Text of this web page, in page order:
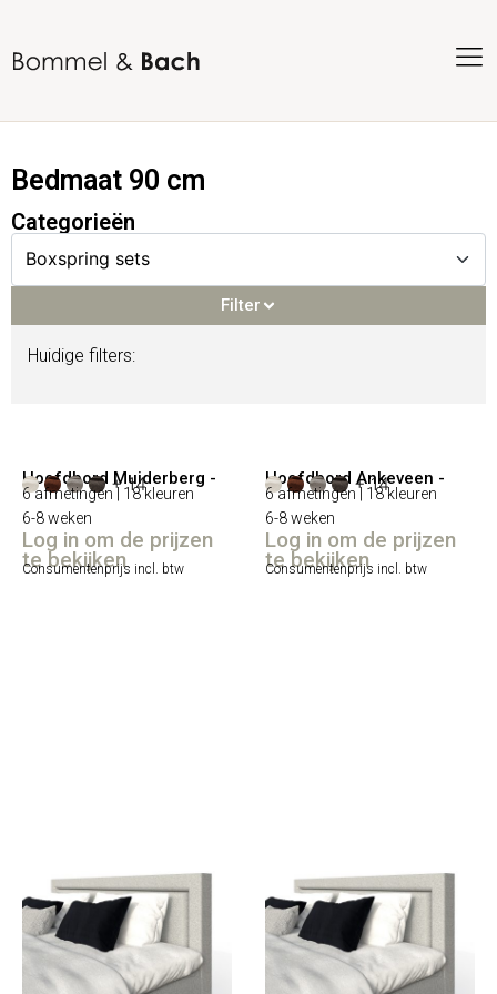
Bedmaat 90 cm
Categorieën
Filter
Huidige filters:
Hoofdbord Muiderberg -
+ 14
6 afmetingen | 18 kleuren
6-8 weken
Log in om de prijzen
te bekijken
Consumentenprijs incl. btw
Hoofdbord Ankeveen -
+ 14
6 afmetingen | 18 kleuren
6-8 weken
Log in om de prijzen
te bekijken
Consumentenprijs incl. btw